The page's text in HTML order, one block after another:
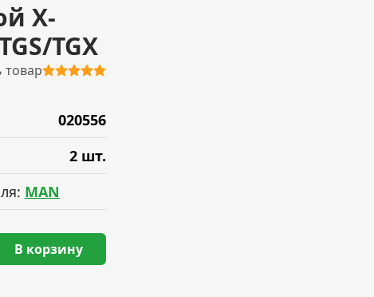
X-
TGX
товар
020556
2 шт.
MAN
В корзину